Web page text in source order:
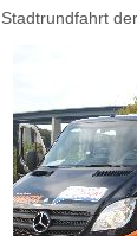
Stadtrundfahrt